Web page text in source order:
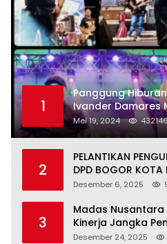
1
Panggung
Ivander Damares
Warga Kejapanan
Mei 19, 2024
2
PELANTIKAN
DPD BOGOR KOTA
KHIDMAT
Desember 6, 2025
3
Madas Nusantara
Kinerja Jangka
Panjang
Desember 24, 2025